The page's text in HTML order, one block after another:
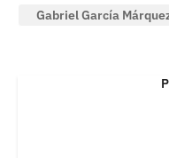
Gabriel García